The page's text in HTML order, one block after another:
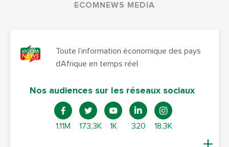
ECOMNEWS MEDIA
Toute l’information économique des pays
d’Afrique en temps réel
Nos audiences sur les réseaux sociaux
1.11M 173,3K 1K 320 18,3K